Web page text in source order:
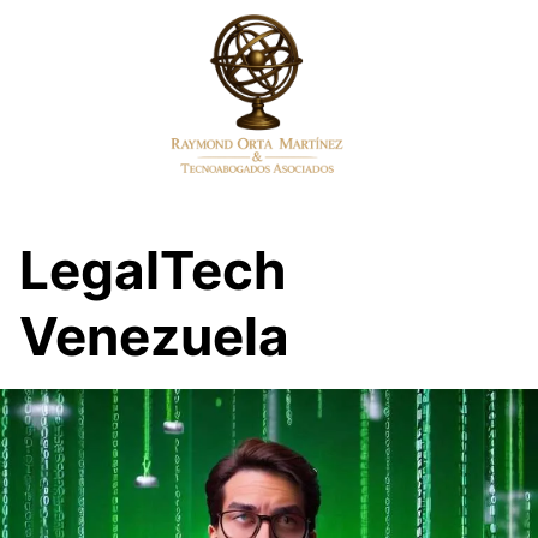
LegalTech
Venezuela